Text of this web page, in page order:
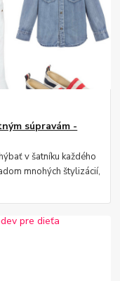
súpravám -
v šatníku každého
mnohých štylizácií,